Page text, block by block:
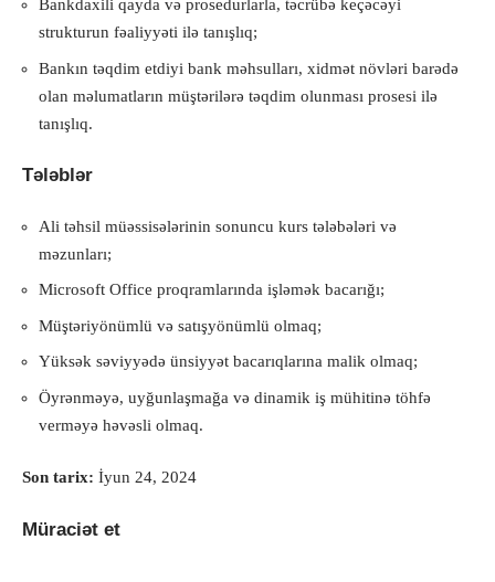
Bankdaxili qayda və prosedurlarla, təcrübə keçəcəyi
strukturun fəaliyyəti ilə tanışlıq;
Bankın təqdim etdiyi bank məhsulları, xidmət növləri barədə
olan məlumatların müştərilərə təqdim olunması prosesi ilə
tanışlıq.
Tələblər
Ali təhsil müəssisələrinin sonuncu kurs tələbələri və
məzunları;
Microsoft Office proqramlarında işləmək bacarığı;
Müştəriyönümlü və satışyönümlü olmaq;
Yüksək səviyyədə ünsiyyət bacarıqlarına malik olmaq;
Öyrənməyə, uyğunlaşmağa və dinamik iş mühitinə töhfə
verməyə həvəsli olmaq.
Son tarix: İyun 24, 2024
Müraciət et